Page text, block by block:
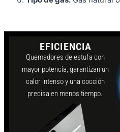
EFICIENCIA
Quemadores de estufa con
mayor potencia, garantizan un
calor intenso y una cocción
precisa en menos tiempo.